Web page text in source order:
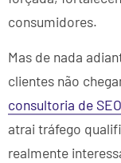
consumidores.
Mas de nada
clientes não
consultoria de SEO
atrai tráfego
realmente